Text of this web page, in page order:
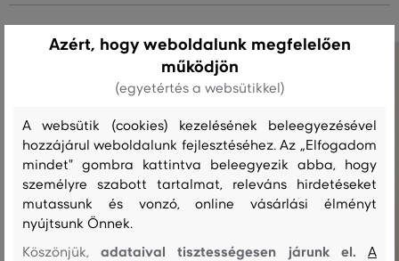
Azért, hogy weboldalunk megfelelően
működjön
(egyetértés a websütikkel)
A websütik (cookies) kezelésének beleegyezésével
hozzájárul weboldalunk fejlesztéséhez. Az „Elfogadom
mindet" gombra kattintva beleegyezik abba, hogy
személyre szabott tartalmat, releváns hirdetéseket
mutassunk és vonzó, online vásárlási élményt
nyújtsunk Önnek.
Köszönjük,adataival tisztességesen járunk el.A